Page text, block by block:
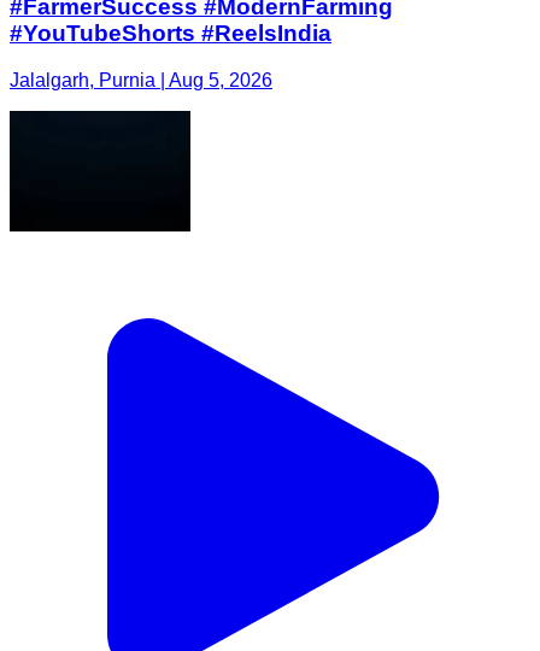
#FarmerSuccess #ModernFarming
#YouTubeShorts #ReelsIndia
Jalalgarh, Purnia | Aug 5, 2026